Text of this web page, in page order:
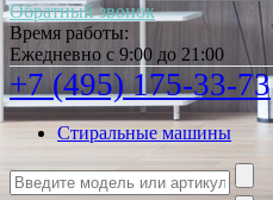
Обратный звонок
Время работы:
Ежедневно с 9:00 до 21:00
+7 (495) 175-33-73
Стиральные машины